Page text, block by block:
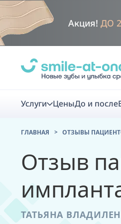
Акция!ДО
Услуги ЦеныДо и после
ГЛАВНАЯ ОТЗЫВЫ
Отзыв
ТАТЬЯНА